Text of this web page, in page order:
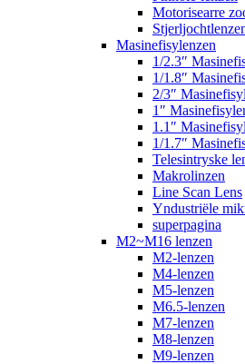
Motorisearre
Masinefisylenzen
1/2.3″
1/1.8″
2/3″
1″
1.1″
1/1.7″
Telesintryske
Makrolinzen
Line Scan Lens
Yndustriële
superpagina
M2~M16 lenzen
M2-lenzen
M4-lenzen
M5-lenzen
M6.5-lenzen
M7-lenzen
M8-lenzen
M9-lenzen